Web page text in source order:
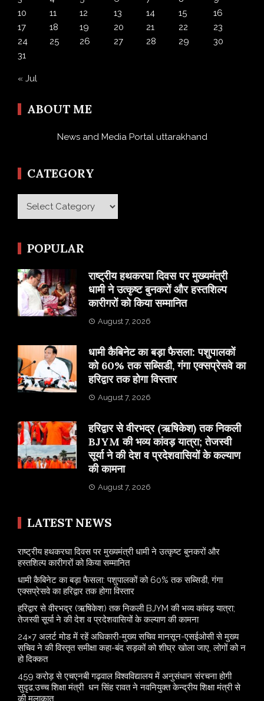
10
11 12 13 14 15
16
17
18 19 20 21 22
23
24
25 26 27 28 29
30
31
« Jul
ABOUT ME
News and Media Portal uttarakhand
CATEGORY
Category
POPULAR
राष्ट्रीय हथकरघा दिवस पर मुख्यमंत्री
धामी ने उत्कृष्ट बुनकरों और हस्तशिल्प
कारीगरों को किया सम्मानित
August 7, 2026
​धामी कैबिनेट का बड़ा फैसला: पशुपालकों
को 60% तक सब्सिडी, गंगा एक्सप्रेसवे का
हरिद्वार तक होगा विस्तार
August 7, 2026
​हरिद्वार से वीरभद्र (ऋषिकेश) तक निकली
BJYM की भव्य कांवड़ यात्रा; तेजस्वी
सूर्या ने की देश व प्रदेशवासियों के कल्याण
की कामना
August 7, 2026
LATEST NEWS
राष्ट्रीय हथकरघा दिवस पर मुख्यमंत्री धामी ने उत्कृष्ट बुनकरों और
हस्तशिल्प कारीगरों को किया सम्मानित
​धामी कैबिनेट का बड़ा फैसला: पशुपालकों को 60% तक सब्सिडी, गंगा
एक्सप्रेसवे का हरिद्वार तक होगा विस्तार
​हरिद्वार से वीरभद्र (ऋषिकेश) तक निकली BJYM की भव्य कांवड़ यात्रा;
तेजस्वी सूर्या ने की देश व प्रदेशवासियों के कल्याण की कामना
24×7 अलर्ट मोड में रहें अधिकारी-मुख्य सचिव मानसून-एसईओसी से मुख्य
सचिव ने की विस्तृत समीक्षा कहा-बंद सड़कों को शीघ्र खोला जाए, लोगों को न
हो दिक्कत
459 करोड़ से एचएनबी गढ़वाल विश्वविद्यालय में अनुसंधान संरचना होगी
सुदृढ,उच्च शिक्षा मंत्री धन सिंह रावत ने नवनियुक्त केन्द्रीय शिक्षा मंत्री से
की मुलाकात